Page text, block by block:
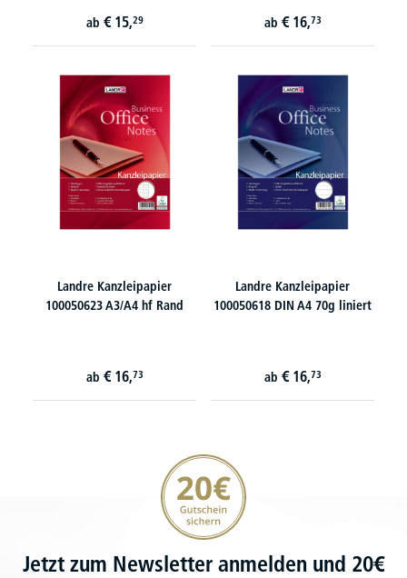
ab € 15,29 ab € 16,73
Landre Kanzleipapier
100050623 A3/A4 hf Rand
ab € 16,73
Landre Kanzleipapier
100050618 DIN A4 70g liniert
ab € 16,73
20€ Gutschein sichern
Jetzt zum Newsletter anmelden und 20€